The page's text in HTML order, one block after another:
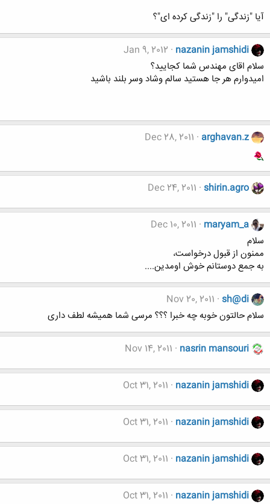
آیا "زندگی" را "زندگی کرده ای"؟
nazanin jamshidi
Jan 9, 2012
سلام اقای مهندس شما کجایید؟
امیدوارم هر جا هستید سالم وشاد وسر بلند باشید
arghavan.z
Dec 28, 2011
shirin.agro
Dec 24, 2011
maryam_a
Dec 10, 2011
سلام
ممنون از قبول درخواست،
به جمع دوستانم خوش اومدین....
sh@di
Nov 20, 2011
سلام حالتون خوبه چه خبرا ؟؟؟ مرسی شما همیشه لطف داری
nasrin mansouri
Nov 14, 2011
nazanin jamshidi
Oct 31, 2011
nazanin jamshidi
Oct 31, 2011
nazanin jamshidi
Oct 31, 2011
nazanin jamshidi
Oct 31, 2011